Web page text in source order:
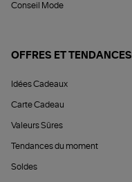
Conseil Mode
OFFRES ET TENDANCES
Idées Cadeaux
Carte Cadeau
Valeurs Sûres
Tendances du moment
Soldes